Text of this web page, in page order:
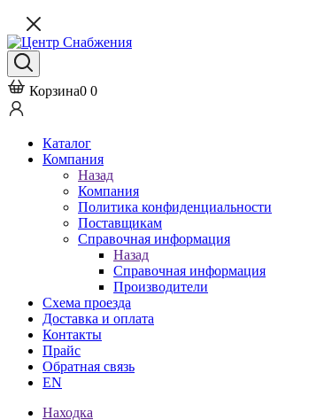
Корзина0 0
Каталог
Компания
Назад
Компания
Политика конфиденциальности
Поставщикам
Справочная информация
Назад
Справочная информация
Производители
Схема проезда
Доставка и оплата
Контакты
Прайс
Обратная связь
EN
Находка